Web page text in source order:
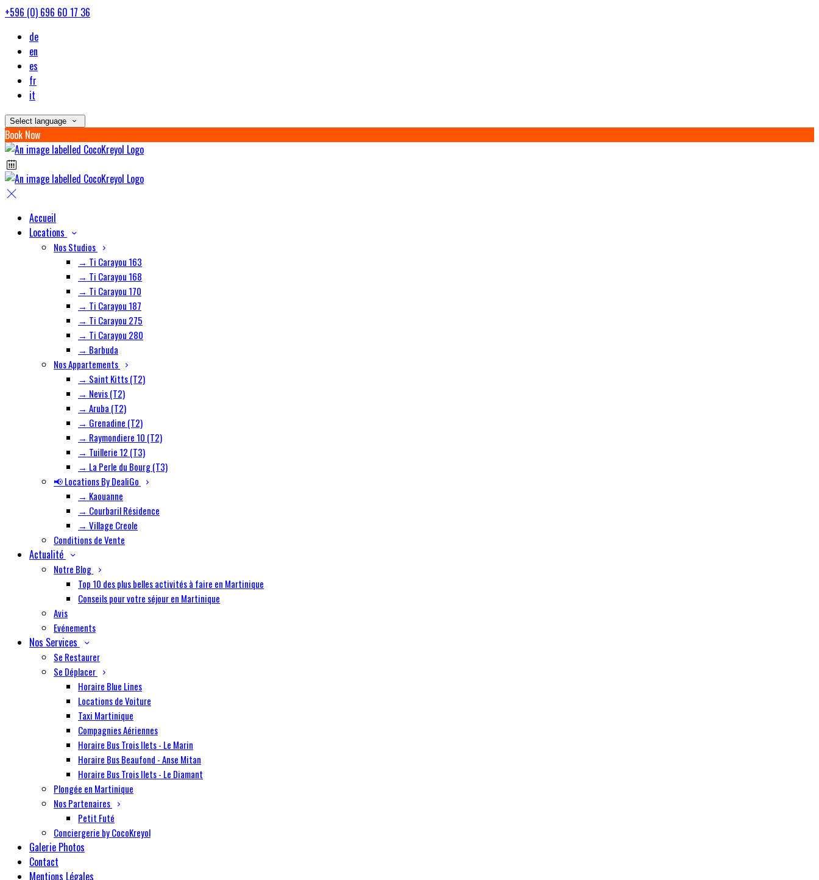
+596 (0) 696 60 17 36
de
en
es
fr
it
Select language
Book Now
Accueil
Locations
Nos Studios
→ Ti Carayou 163
→ Ti Carayou 168
→ Ti Carayou 170
→ Ti Carayou 187
→ Ti Carayou 275
→ Ti Carayou 280
→ Barbuda
Nos Appartements
→ Saint Kitts (T2)
→ Nevis (T2)
→ Aruba (T2)
→ Grenadine (T2)
→ Raymondiere 10 (T2)
→ Tuillerie 12 (T3)
→ La Perle du Bourg (T3)
📢 Locations By DealiGo
→ Kaouanne
→ Courbaril Résidence
→ Village Creole
Conditions de Vente
Actualité
Notre Blog
Top 10 des plus belles activités à faire en Martinique
Conseils pour votre séjour en Martinique
Avis
Evénements
Nos Services
Se Restaurer
Se Déplacer
Horaire Blue Lines
Locations de Voiture
Taxi Martinique
Compagnies Aériennes
Horaire Bus Trois Ilets - Le Marin
Horaire Bus Beaufond - Anse Mitan
Horaire Bus Trois Ilets - Le Diamant
Plongée en Martinique
Nos Partenaires
Petit Futé
Conciergerie by CocoKreyol
Galerie Photos
Contact
Mentions Légales